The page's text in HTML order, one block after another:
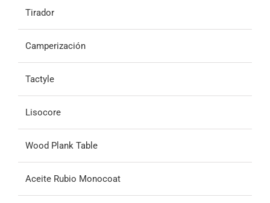
Tirador
Camperización
Tactyle
Lisocore
Wood Plank Table
Aceite Rubio Monocoat